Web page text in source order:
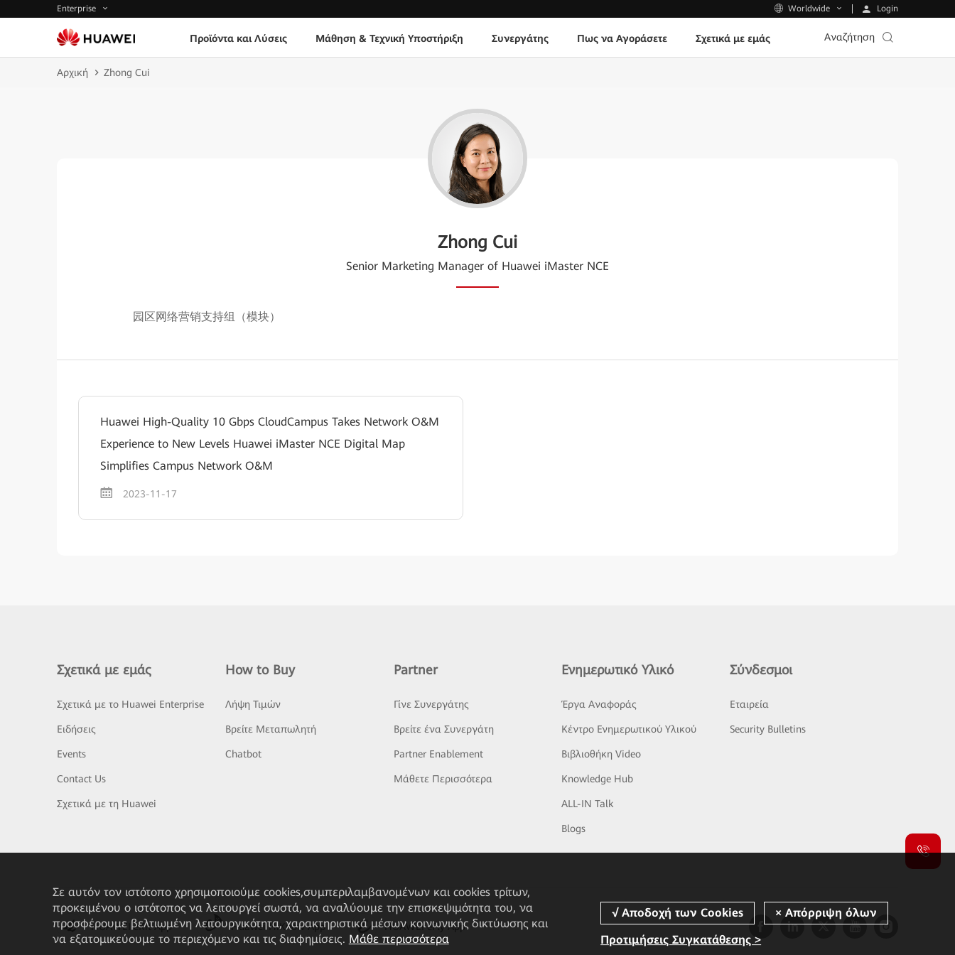
Enterprise Worldwide Login
Προϊόντα και Λύσεις Μάθηση & Τεχνική Υποστήριξη Συνεργάτης Πως να Αγοράσετε Σχετικά με εμάς Αναζήτηση
Αρχική Zhong Cui
Zhong Cui
Senior Marketing Manager of Huawei iMaster NCE
园区网络营销支持组（模块）
Huawei High-Quality 10 Gbps CloudCampus Takes Network O&M
Experience to New Levels Huawei iMaster NCE Digital Map
Simplifies Campus Network O&M
2023-11-17
Σχετικά με εμάς
Σχετικά με το Huawei Enterprise
Ειδήσεις
Events
Contact Us
Σχετικά με τη Huawei
How to Buy
Λήψη Τιμών
Βρείτε Μεταπωλητή
Chatbot
Partner
Γίνε Συνεργάτης
Βρείτε ένα Συνεργάτη
Partner Enablement
Μάθετε Περισσότερα
Ενημερωτικό Υλικό
Έργα Αναφοράς
Κέντρο Ενημερωτικού Υλικού
Βιβλιοθήκη Video
Knowledge Hub
ALL-IN Talk
Blogs
Σύνδεσμοι
Εταιρεία
Security Bulletins
HUAWEI eKit App Huawei HiKnow App HUAWEI eFly App
Σε αυτόν τον ιστότοπο χρησιμοποιούμε cookies,συμπεριλαμβανομένων και cookies τρίτων,
προκειμένου ο ιστότοπος να λειτουργεί σωστά, να αναλύουμε την επισκεψιμότητα του, να
προσφέρουμε βελτιωμένη λειτουργικότητα, χαρακτηριστικά μέσων κοινωνικής δικτύωσης και
να εξατομικεύουμε το περιεχόμενο και τις διαφημίσεις. Μάθε περισσότερα Προτιμήσεις Συγκατάθεσης >